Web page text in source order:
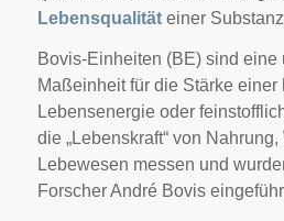
Lebensqualitäteiner
Bovis-Einheiten (BE) sind eine
Maßeinheit für die Stärke einer
Lebensenergie oder
die „Lebenskraft“ von Nahrung,
Lebewesen messen und
Forscher André Bovis